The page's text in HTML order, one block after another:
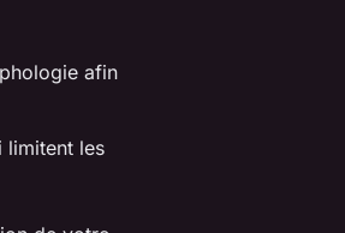
afin
limitent les